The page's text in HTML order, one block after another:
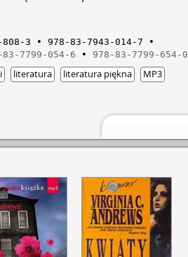
3
978-83-7943-014-7
83-7799-054-6 978-83-7799-654-0
literatura literatura piękna
MP3